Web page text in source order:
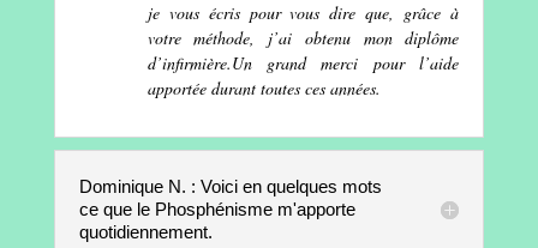
je vous écris pour vous dire que, grâce à
votre méthode, j’ai obtenu mon diplôme
d’infirmière.Un grand merci pour l’aide
apportée durant toutes ces années.
Dominique N. : Voici en quelques mots
ce que le Phosphénisme m'apporte
quotidiennement.